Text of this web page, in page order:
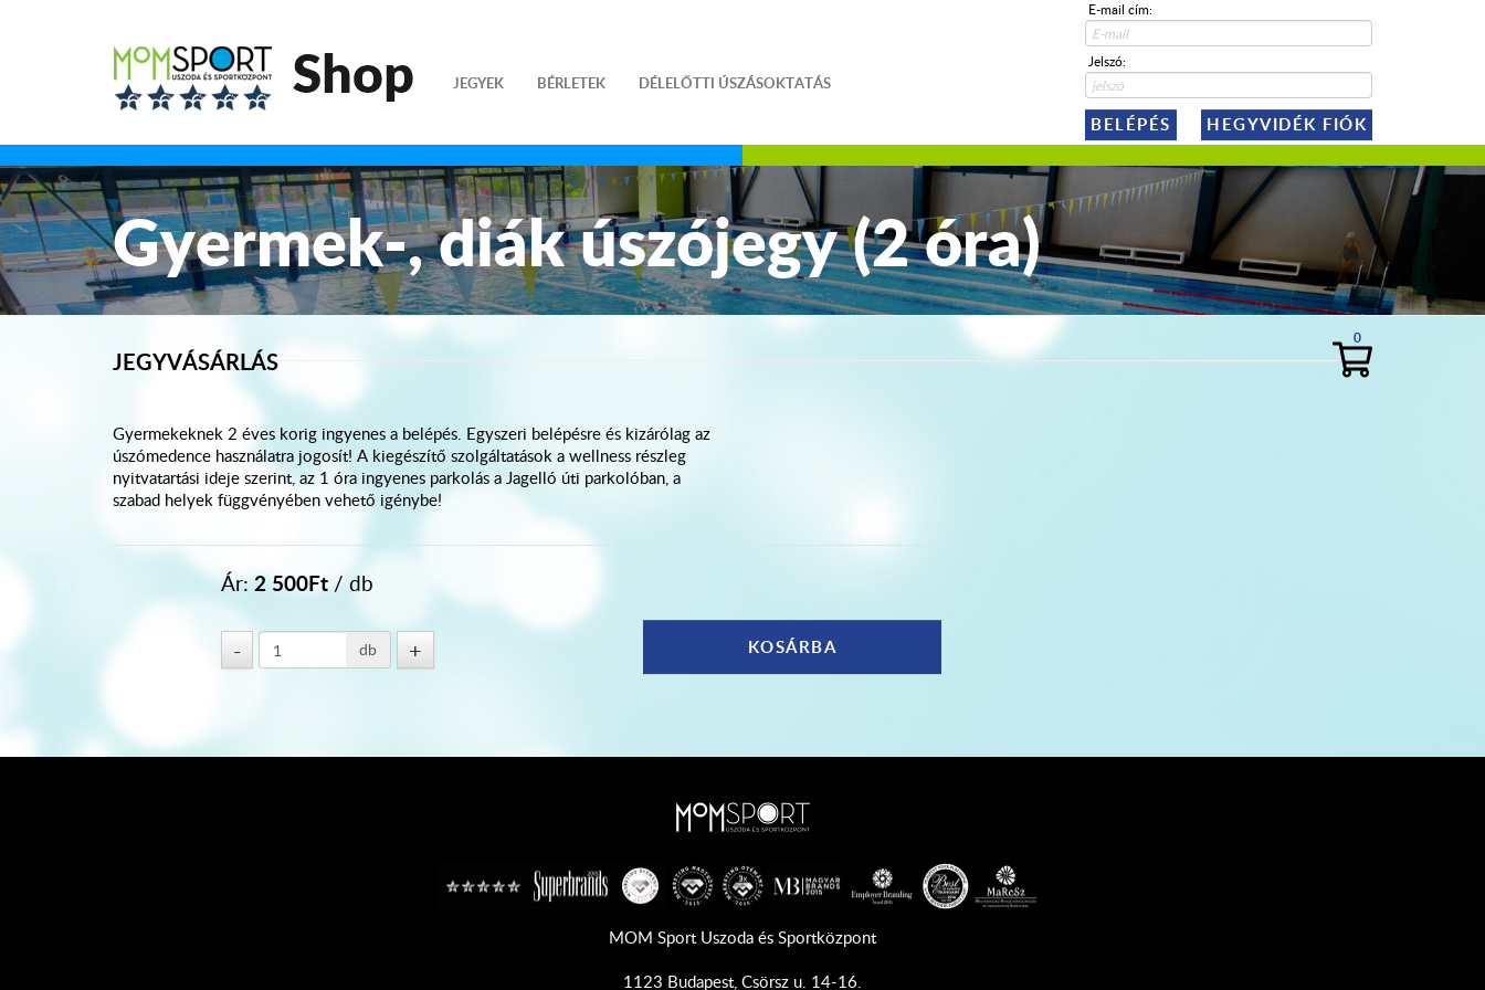
JEGYEK BÉRLETEK DÉLELŐTTI ÚSZÁSOKTATÁS
E-mail cím:
Jelszó:
BELÉPÉS HEGYVIDÉK FIÓK
Gyermek-, diák úszójegy (2 óra)
JEGYVÁSÁRLÁS
0
Gyermekeknek 2 éves korig ingyenes a belépés. Egyszeri belépésre és kizárólag az
úszómedence használatra jogosít! A kiegészítő szolgáltatások a wellness részleg
nyitvatartási ideje szerint, az 1 óra ingyenes parkolás a Jagelló úti parkolóban, a
szabad helyek függvényében vehető igénybe!
Ár:2 500Ft/ db
db
MOM Sport Uszoda és Sportközpont
1123 Budapest, Csörsz u. 14-16.